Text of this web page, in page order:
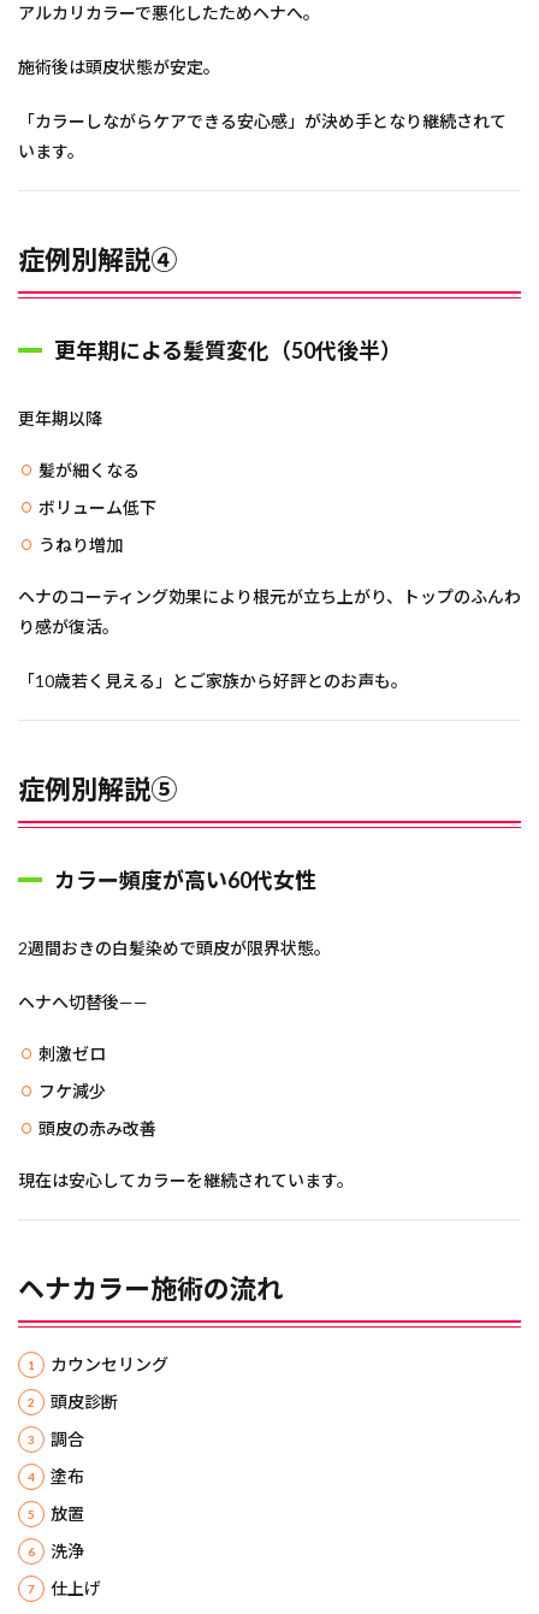
アルカリカラーで悪化したためヘナへ。
施術後は頭皮状態が安定。
「カラーしながらケアできる安心感」が決め手となり継続されて
います。
症例別解説④
更年期による髪質変化（50代後半）
更年期以降
髪が細くなる
ボリューム低下
うねり増加
ヘナのコーティング効果により根元が立ち上がり、トップのふんわ
り感が復活。
「10歳若く見える」とご家族から好評とのお声も。
症例別解説⑤
カラー頻度が高い60代女性
2週間おきの白髪染めで頭皮が限界状態。
ヘナへ切替後——
刺激ゼロ
フケ減少
頭皮の赤み改善
現在は安心してカラーを継続されています。
ヘナカラー施術の流れ
カウンセリング
頭皮診断
調合
塗布
放置
洗浄
仕上げ